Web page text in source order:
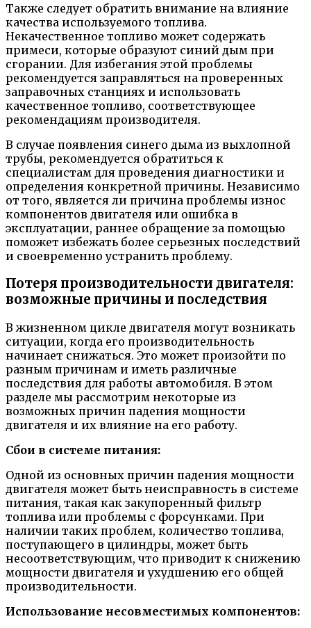
Также следует обратить внимание на влияние
качества используемого топлива.
Некачественное топливо может содержать
примеси, которые образуют синий дым при
сгорании. Для избегания этой проблемы
рекомендуется заправляться на проверенных
заправочных станциях и использовать
качественное топливо, соответствующее
рекомендациям производителя.
В случае появления синего дыма из выхлопной
трубы, рекомендуется обратиться к
специалистам для проведения диагностики и
определения конкретной причины. Независимо
от того, является ли причина проблемы износ
компонентов двигателя или ошибка в
эксплуатации, раннее обращение за помощью
поможет избежать более серьезных последствий
и своевременно устранить проблему.
Потеря производительности двигателя:
возможные причины и последствия
В жизненном цикле двигателя могут возникать
ситуации, когда его производительность
начинает снижаться. Это может произойти по
разным причинам и иметь различные
последствия для работы автомобиля. В этом
разделе мы рассмотрим некоторые из
возможных причин падения мощности
двигателя и их влияние на его работу.
Сбои в системе питания:
Одной из основных причин падения мощности
двигателя может быть неисправность в системе
питания, такая как закупоренный фильтр
топлива или проблемы с форсунками. При
наличии таких проблем, количество топлива,
поступающего в цилиндры, может быть
несоответствующим, что приводит к снижению
мощности двигателя и ухудшению его общей
производительности.
Использование несовместимых компонентов: